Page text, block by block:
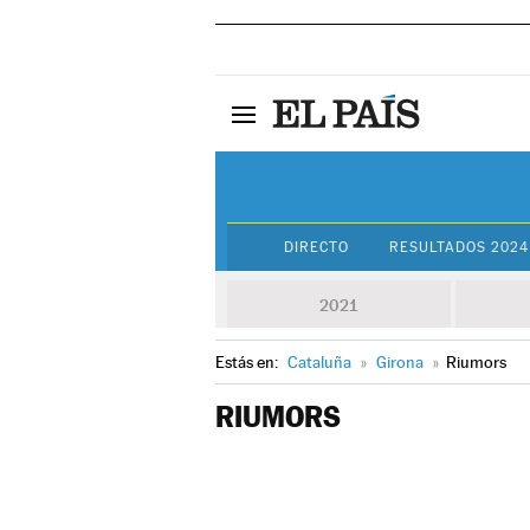
DIRECTO RESULTADOS 2024
2021
Estás en: Cataluña » Girona » Riumors
RIUMORS